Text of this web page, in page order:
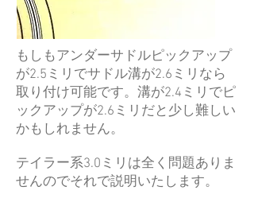
もしもアンダーサドルピックアップ
が2.5ミリでサドル溝が2.6ミリなら
取り付け可能です。溝が2.4ミリでピ
ックアップが2.6ミリだと少し難しい
かもしれません。
テイラー系3.0ミリは全く問題ありま
せんのでそれで説明いたします。